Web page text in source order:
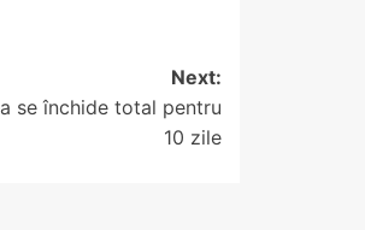
Next:
se închide total pentru
10 zile